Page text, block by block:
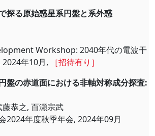
探る原始惑星系円盤と系外惑
Workshop: 2040年代の電波干
年10月,
［招待有り］
盤の赤道面における非軸対称成分探査:
の提案
恭之, 百瀬宗武
2024年度秋季年会, 2024年09月